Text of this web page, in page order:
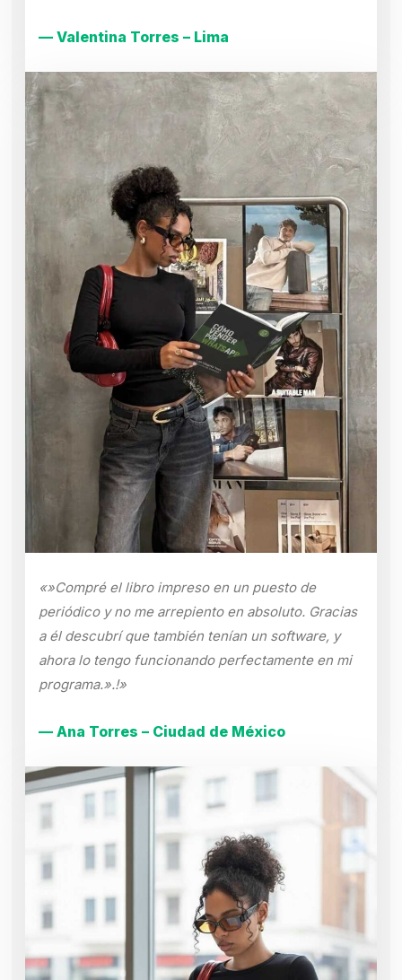
— Valentina Torres – Lima
«»Compré el libro impreso en un puesto de
periódico y no me arrepiento en absoluto. Gracias
a él descubrí que también tenían un software, y
ahora lo tengo funcionando perfectamente en mi
programa.».!»
— Ana Torres – Ciudad de México